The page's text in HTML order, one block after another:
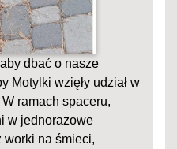
dbać o nasze
Motylki wzięły udział w
ramach spaceru,
w jednorazowe
worki na śmieci,